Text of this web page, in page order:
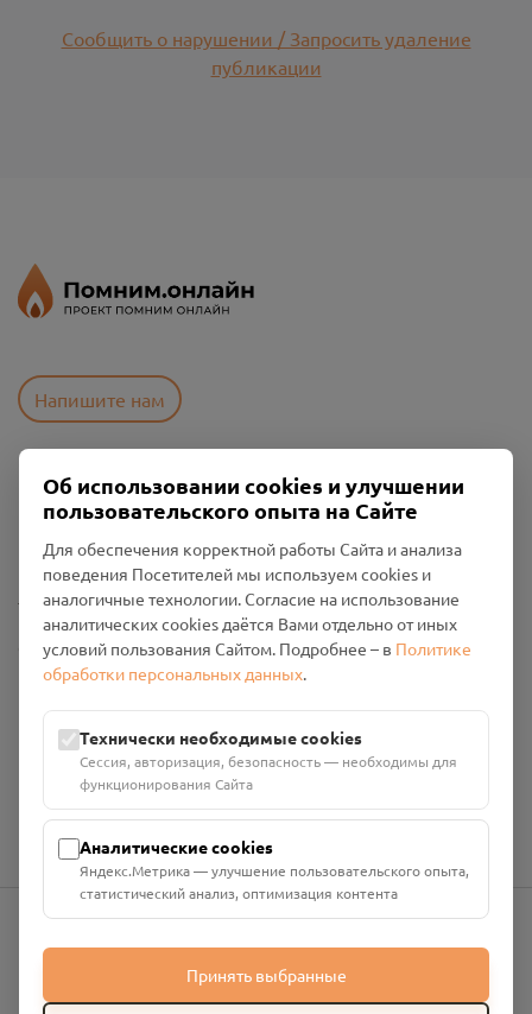
Сообщить о нарушении / Запросить удаление
публикации
Напишите нам
Пользовательское соглашение
Политика конфиденциальности
Промо-материалы
Настройки cookies
Общество с ограниченной ответственностью «Смоленский
Проект Помним»
Юридический адрес: 216790, Смоленская область, р-н
Руднянский, г. Рудня, улица Западная, д. 26А, пом. 18
Номер счёта: 40702810901130004287 в АО "АЛЬФА-БАНК"
Кор. счёт: 30101810200000000593
info@pomnim.online
Об использовании cookies и улучшении
пользовательского опыта на Сайте
Для обеспечения корректной работы Сайта и анализа
поведения Посетителей мы используем cookies и
аналогичные технологии. Согласие на использование
аналитических cookies даётся Вами отдельно от иных
условий пользования Сайтом. Подробнее – в Политике
обработки персональных данных.
Технически необходимые cookies
Сессия, авторизация, безопасность — необходимы для
функционирования Сайта
Аналитические cookies
Яндекс.Метрика — улучшение пользовательского опыта,
статистический анализ, оптимизация контента
Принять выбранные